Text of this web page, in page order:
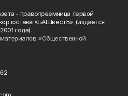
- правопреемница первой
«БАШвестЪ» (издается
года).
«Общественной